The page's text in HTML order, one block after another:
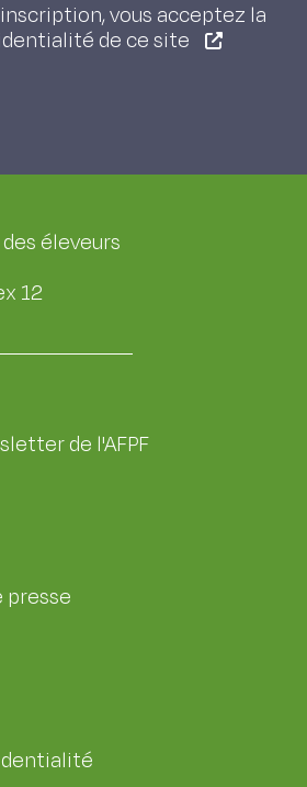
vous acceptez la
de ce site
éleveurs
12
de l'AFPF
presse